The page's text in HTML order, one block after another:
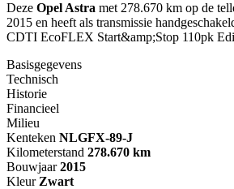
Deze Opel Astra met 278.670 km op de
2015 en heeft als transmissie
CDTI EcoFLEX Start&amp;Stop 110pk
Basisgegevens
Technisch
Historie
Financieel
Milieu
Kenteken NLGFX-89-J
Kilometerstand 278.670 km
Bouwjaar 2015
Kleur Zwart